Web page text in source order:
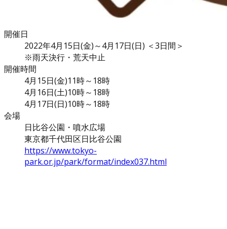
開催日
2022年4月15日(金)～4月17日(日) ＜3日間＞
※雨天決行・荒天中止
開催時間
4月15日(金)11時～18時
4月16日(土)10時～18時
4月17日(日)10時～18時
会場
日比谷公園・噴水広場
東京都千代田区日比谷公園
https://www.tokyo-
park.or.jp/park/format/index037.html